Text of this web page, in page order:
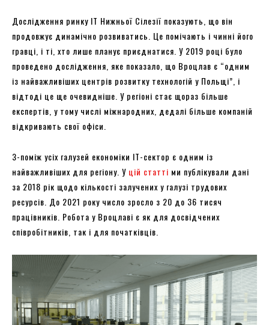
Дослідження ринку ІТ Нижньої Сілезії показують, що він
продовжує динамічно розвиватись. Це помічають і чинні його
гравці, і ті, хто лише планує приєднатися. У 2019 році було
проведено дослідження, яке показало, що Вроцлав є “одним
із найважливіших центрів розвитку технологій у Польщі”, і
відтоді це ще очевидніше. У регіоні стає щораз більше
експертів, у тому числі міжнародних, дедалі більше компаній
відкривають свої офіси.
З-поміж усіх галузей економіки ІТ-сектор є одним із
найважливіших для регіону. У цій статті ми публікували дані
за 2018 рік щодо кількості залучених у галузі трудових
ресурсів. До 2021 року число зросло з 20 до 36 тисяч
працівників. Робота у Вроцлаві є як для досвідчених
співробітників, так і для початківців.